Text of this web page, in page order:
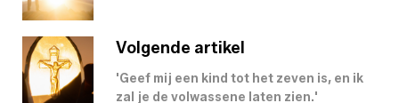
Volgende artikel
'Geef mij een kind tot het zeven is, en ik
zal je de volwassene laten zien.'